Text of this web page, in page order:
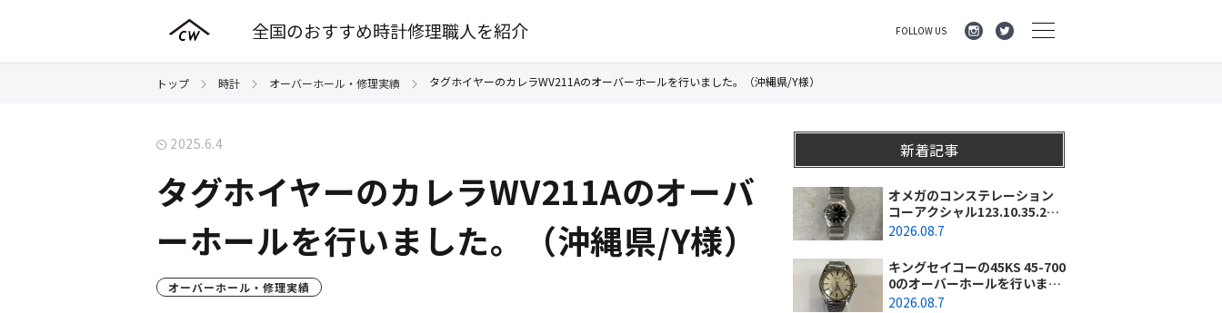
全国のおすすめ時計修理職人を紹介 FOLLOW US
トップ 時計 オーバーホール・修理実績 タグホイヤーのカレラWV211Aのオーバーホールを行いました。（沖縄県/Y様）
2025.6.4
タグホイヤーのカレラWV211Aのオーバ
ーホールを行いました。（沖縄県/Y様）
オーバーホール・修理実績
新着記事
オメガのコンステレーション
コーアクシャル123.10.35.20.0
1.001のオーバーホールを行い
様）
2026.08.7
キングセイコーの45KS 45-700
0のオーバーホールを行いまし
た。（埼玉県所沢市/I様）
2026.08.7